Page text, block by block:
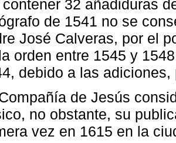
contener 32 añadiduras
de 1541 no se
José Calveras, por el
orden entre 1545 y
debido a las
de Jesús
no obstante, su
vez en 1615 en la